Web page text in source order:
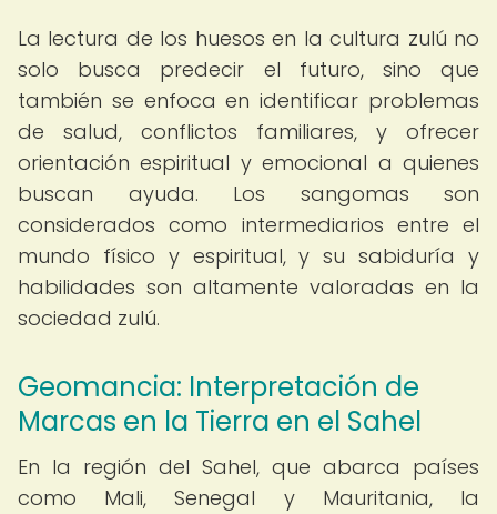
La lectura de los huesos en la cultura zulú no
solo busca predecir el futuro, sino que
también se enfoca en identificar problemas
de salud, conflictos familiares, y ofrecer
orientación espiritual y emocional a quienes
buscan ayuda. Los sangomas son
considerados como intermediarios entre el
mundo físico y espiritual, y su sabiduría y
habilidades son altamente valoradas en la
sociedad zulú.
Geomancia: Interpretación de
Marcas en la Tierra en el Sahel
En la región del Sahel, que abarca países
como Mali, Senegal y Mauritania, la